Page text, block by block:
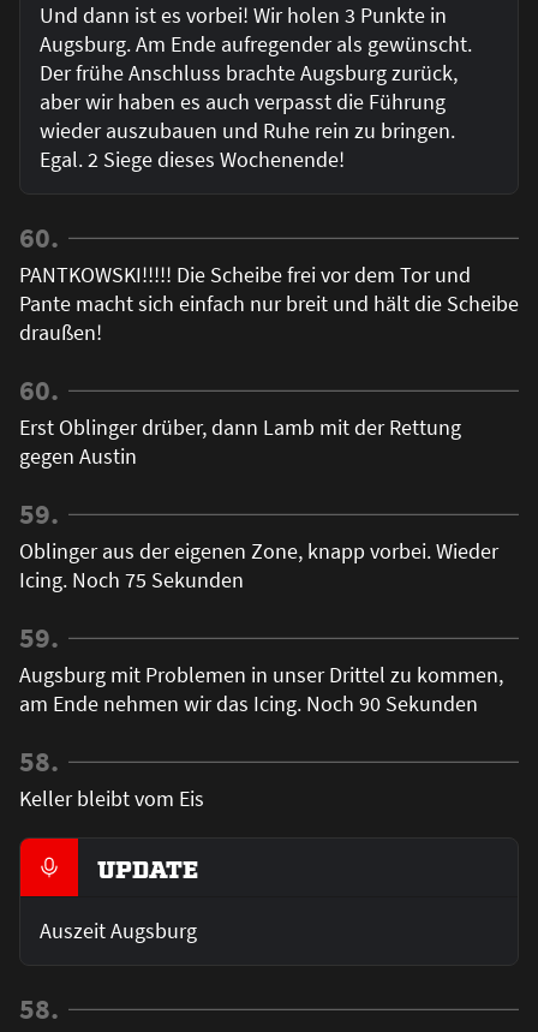
Und dann ist es vorbei! Wir holen 3 Punkte in
Augsburg. Am Ende aufregender als gewünscht.
Der frühe Anschluss brachte Augsburg zurück,
aber wir haben es auch verpasst die Führung
wieder auszubauen und Ruhe rein zu bringen.
Egal. 2 Siege dieses Wochenende!
60.
PANTKOWSKI!!!!! Die Scheibe frei vor dem Tor und
Pante macht sich einfach nur breit und hält die Scheibe
draußen!
60.
Erst Oblinger drüber, dann Lamb mit der Rettung
gegen Austin
59.
Oblinger aus der eigenen Zone, knapp vorbei. Wieder
Icing. Noch 75 Sekunden
59.
Augsburg mit Problemen in unser Drittel zu kommen,
am Ende nehmen wir das Icing. Noch 90 Sekunden
58.
Keller bleibt vom Eis
UPDATE
Auszeit Augsburg
58.